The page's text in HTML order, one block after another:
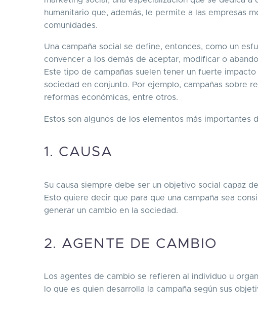
humanitario que, además, le permite a las empresas
comunidades.
Una campaña social se define, entonces, como un
convencer a los demás de aceptar, modificar o
Este tipo de campañas suelen tener un fuerte
sociedad en conjunto. Por ejemplo, campañas sobre
reformas económicas, entre otros.
Estos son algunos de los elementos más importantes
1. CAUSA
Su causa siempre debe ser un objetivo social capaz
Esto quiere decir que para que una campaña sea
generar un cambio en la sociedad.
2. AGENTE DE CAMBIO
Los agentes de cambio se refieren al individuo u
lo que es quien desarrolla la campaña según sus